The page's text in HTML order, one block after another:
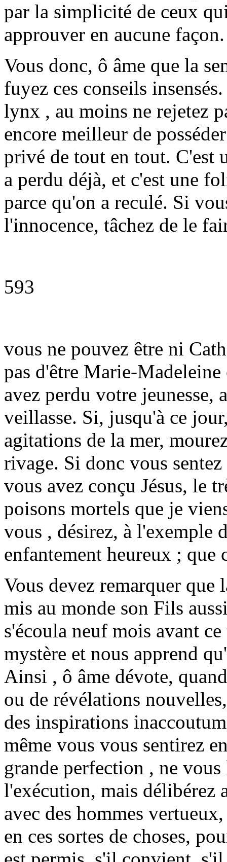
par la simplicité de ceux
approuver en aucune façon.
Vous donc, ô âme que la
fuyez ces conseils
lynx , au moins ne rejetez
encore meilleur de
privé de tout en tout. C'est
a perdu déjà, et c'est une
parce qu'on a reculé. Si
l'innocence, tâchez de le
593
vous ne pouvez être ni
pas d'être Marie-
avez perdu votre jeunesse,
veillasse. Si, jusqu'à ce
agitations de la mer,
rivage. Si donc vous
vous avez conçu Jésus, le
poisons mortels que je
vous , désirez, à l'exemple
enfantement heureux ;
Vous devez remarquer que
mis au monde son Fils
s'écoula neuf mois avant
mystère et nous apprend
Ainsi , ô âme dévote,
ou de révélations
des inspirations
même vous vous sentirez
grande perfection , ne vous
l'exécution, mais délibérez
avec des hommes
en ces sortes de choses,